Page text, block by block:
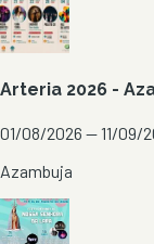
Arteria 2026 -
01/08/2026 — 11/09/
Azambuja